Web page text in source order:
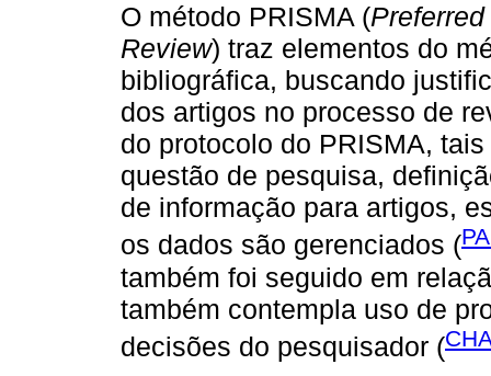
O método PRISMA (
Review) traz elementos do
bibliográfica, buscando
dos artigos no processo de
do protocolo do PRISMA,
questão de pesquisa,
de informação para artigos,
os dados são gerenciados (
também foi seguido em
também contempla uso de
decisões do pesquisador (